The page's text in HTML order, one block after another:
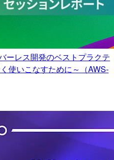
ーレス開発のベストプラクテ
使いこなすために～（AWS-